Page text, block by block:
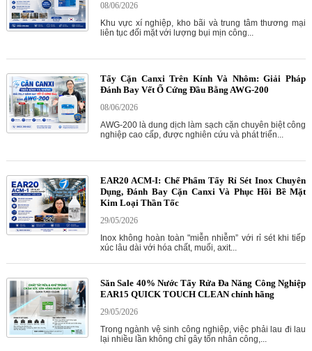
08/06/2026
Khu vực xí nghiệp, kho bãi và trung tâm thương mại
liên tục đối mặt với lượng bụi mịn công...
Tẩy Cặn Canxi Trên Kính Và Nhôm: Giải Pháp
Đánh Bay Vết Ố Cứng Đầu Bằng AWG-200
08/06/2026
AWG-200 là dung dịch làm sạch cặn chuyên biệt công
nghiệp cao cấp, được nghiên cứu và phát triển...
EAR20 ACM-I: Chế Phẩm Tẩy Rỉ Sét Inox Chuyên
Dụng, Đánh Bay Cặn Canxi Và Phục Hồi Bề Mặt
Kim Loại Thần Tốc
29/05/2026
Inox không hoàn toàn "miễn nhiễm” với rỉ sét khi tiếp
xúc lâu dài với hóa chất, muối, axit...
Săn Sale 40% Nước Tẩy Rửa Đa Năng Công Nghiệp
EAR15 QUICK TOUCH CLEAN chính hãng
29/05/2026
Trong ngành vệ sinh công nghiệp, việc phải lau đi lau
lại nhiều lần không chỉ gây tốn nhân công,...